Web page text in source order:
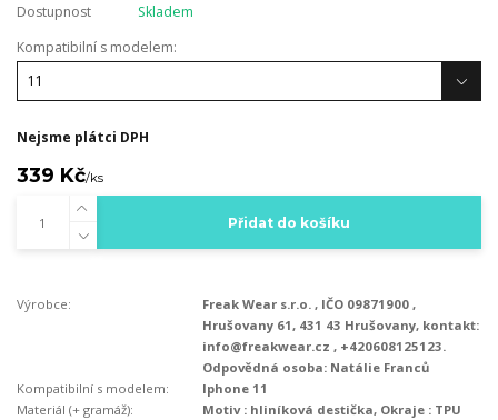
Dostupnost
Skladem
Kompatibilní s modelem:
Nejsme plátci DPH
339 Kč/ks
Přidat do košíku
Výrobce:
Freak Wear s.r.o. , IČO 09871900 ,
Hrušovany 61, 431 43 Hrušovany, kontakt:
info@freakwear.cz , +420608125123.
Odpovědná osoba: Natálie Franců
Kompatibilní s modelem:
Iphone 11
Materiál (+ gramáž):
Motiv : hliníková destička, Okraje : TPU